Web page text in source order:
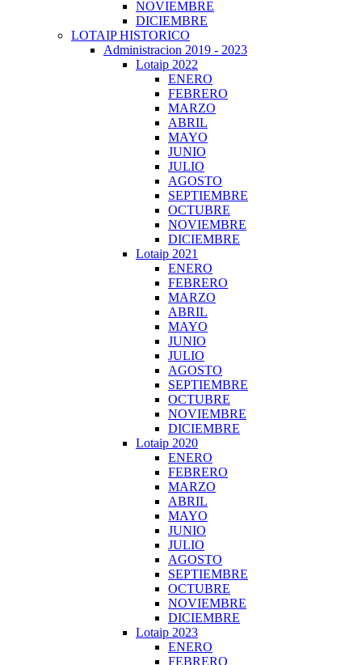
NOVIEMBRE
DICIEMBRE
LOTAIP HISTORICO
Administracion 2019 - 2023
Lotaip 2022
ENERO
FEBRERO
MARZO
ABRIL
MAYO
JUNIO
JULIO
AGOSTO
SEPTIEMBRE
OCTUBRE
NOVIEMBRE
DICIEMBRE
Lotaip 2021
ENERO
FEBRERO
MARZO
ABRIL
MAYO
JUNIO
JULIO
AGOSTO
SEPTIEMBRE
OCTUBRE
NOVIEMBRE
DICIEMBRE
Lotaip 2020
ENERO
FEBRERO
MARZO
ABRIL
MAYO
JUNIO
JULIO
AGOSTO
SEPTIEMBRE
OCTUBRE
NOVIEMBRE
DICIEMBRE
Lotaip 2023
ENERO
FEBRERO